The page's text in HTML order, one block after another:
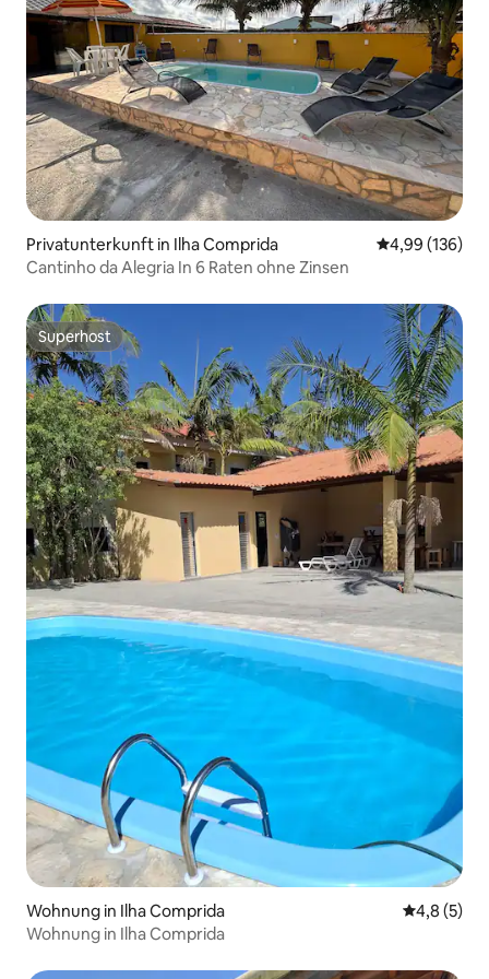
Privatunterkunft in Ilha Comprida
4,99 (136)
Cantinho da Alegria In 6 Raten ohne Zinsen
Superhost
Superhost
Wohnung in Ilha Comprida
4,8 (5)
Wohnung in Ilha Comprida